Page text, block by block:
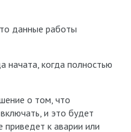
данные работы
начата, когда полностью
о том, что
и это будет
приведет к аварии или